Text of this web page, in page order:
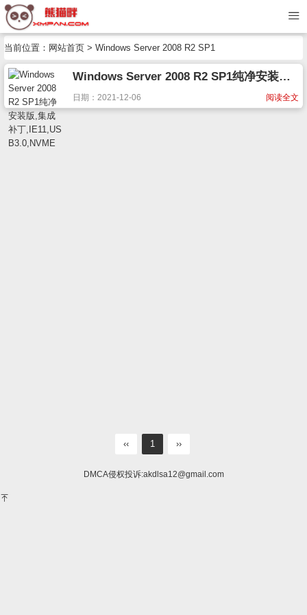
当前位置： 网站首页 > Windows Server 2008 R2 SP1
Windows Server 2008 R2 SP1纯净安装版,集成补丁,IE11,USB3.0,NVME
阅读全文
日期：2021-12-06
‹‹ 1 ››
DMCA侵权投诉:akdlsa12@gmail.com